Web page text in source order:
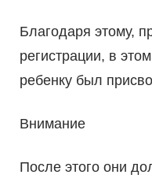
Благодаря этому,
регистрации, в
ребенку был
Внимание
После этого они